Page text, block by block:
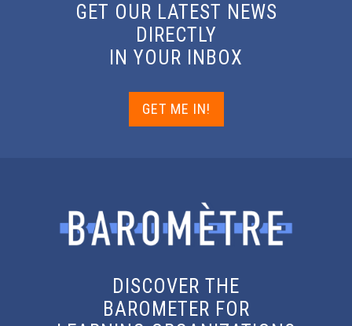
GET OUR LATEST NEWS
DIRECTLY
IN YOUR INBOX
GET ME IN!
DISCOVER THE
BAROMETER FOR